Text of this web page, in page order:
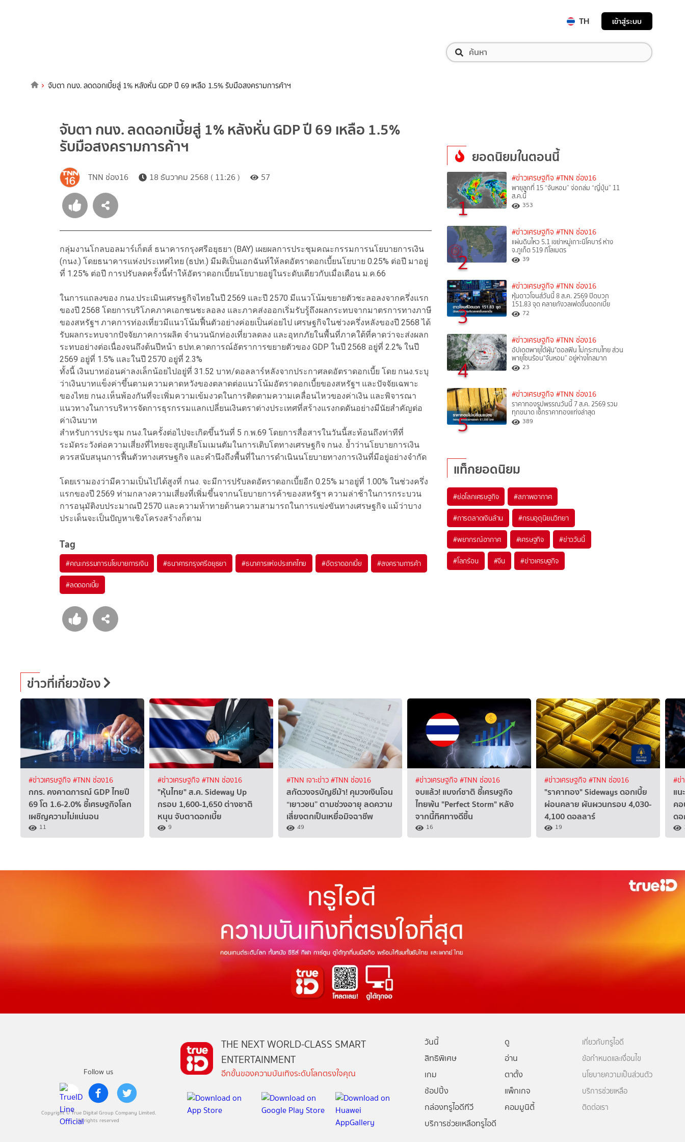
TH เข้าสู่ระบบ
จับตา กนง. ลดดอกเบี้ยสู่ 1% หลังหั่น GDP ปี 69 เหลือ 1.5% รับมือสงครามการค้าฯ
จับตา กนง. ลดดอกเบี้ยสู่ 1% หลังหั่น GDP ปี 69 เหลือ 1.5%
รับมือสงครามการค้าฯ
TNN ช่อง16 18 ธันวาคม 2568 ( 11:26 ) 57
กลุ่มงานโกลบอลมาร์เก็ตส์ ธนาคารกรุงศรีอยุธยา (BAY) เผยผลการประชุมคณะกรรมการนโยบายการเงิน
(กนง.) โดยธนาคารแห่งประเทศไทย (ธปท.) มีมติเป็นเอกฉันท์ให้ลดอัตราดอกเบี้ยนโยบาย 0.25% ต่อปี มาอยู่
ที่ 1.25% ต่อปี การปรับลดครั้งนี้ทำให้อัตราดอกเบี้ยนโยบายอยู่ในระดับเดียวกับเมื่อเดือน ม.ค.66
ในการแถลงของ กนง.ประเมินเศรษฐกิจไทยในปี 2569 และปี 2570 มีแนวโน้มขยายตัวชะลอลงจากครึ่งแรก
ของปี 2568 โดยการบริโภคภาคเอกชนชะลอลง และภาคส่งออกเริ่มรับรู้ถึงผลกระทบจากมาตรการทางภาษี
ของสหรัฐฯ ภาคการท่องเที่ยวมีแนวโน้มฟื้นตัวอย่างค่อยเป็นค่อยไป เศรษฐกิจในช่วงครึ่งหลังของปี 2568 ได้
รับผลกระทบจากปัจจัยภาคการผลิต จำนวนนักท่องเที่ยวลดลง และอุทกภัยในพื้นที่ภาคใต้ที่คาดว่าจะส่งผลก
ระทบอย่างต่อเนื่องจนถึงต้นปีหน้า ธปท.คาดการณ์อัตราการขยายตัวของ GDP ในปี 2568 อยู่ที่ 2.2% ในปี
2569 อยู่ที่ 1.5% และในปี 2570 อยู่ที่ 2.3%
ทั้งนี้ เงินบาทอ่อนค่าลงเล็กน้อยไปอยู่ที่ 31.52 บาท/ดอลลาร์หลังจากประกาศลดอัตราดอกเบี้ย โดย กนง.ระบุ
ว่าเงินบาทแข็งค่าขึ้นตามความคาดหวังของตลาดต่อแนวโน้มอัตราดอกเบี้ยของสหรัฐฯ และปัจจัยเฉพาะ
ของไทย กนง.เห็นพ้องกันที่จะเพิ่มความเข้มงวดในการติดตามความเคลื่อนไหวของค่าเงิน และพิจารณา
แนวทางในการบริหารจัดการธุรกรรมแลกเปลี่ยนเงินตราต่างประเทศที่สร้างแรงกดดันอย่างมีนัยสำคัญต่อ
ค่าเงินบาท
สำหรับการประชุม กนง.ในครั้งต่อไปจะเกิดขึ้นวันที่ 5 ก.พ.69 โดยการสื่อสารในวันนี้สะท้อนถึงท่าทีที่
ระมัดระวังต่อความเสี่ยงที่ไทยจะสูญเสียโมเมนตัมในการเติบโตทางเศรษฐกิจ กนง. ย้ำว่านโยบายการเงิน
ควรสนับสนุนการฟื้นตัวทางเศรษฐกิจ และคำนึงถึงพื้นที่ในการดำเนินนโยบายทางการเงินที่มีอยู่อย่างจำกัด
โดยเรามองว่ามีความเป็นไปได้สูงที่ กนง. จะมีการปรับลดอัตราดอกเบี้ยอีก 0.25% มาอยู่ที่ 1.00% ในช่วงครึ่ง
แรกของปี 2569 ท่ามกลางความเสี่ยงที่เพิ่มขึ้นจากนโยบายการค้าของสหรัฐฯ ความล่าช้าในการกระบวน
การอนุมัติงบประมาณปี 2570 และความท้าทายด้านความสามารถในการแข่งขันทางเศรษฐกิจ แม้ว่าบาง
ประเด็นจะเป็นปัญหาเชิงโครงสร้างก็ตาม
Tag
#คณะกรรมการนโยบายการเงิน #ธนาคารกรุงศรีอยุธยา #ธนาคารแห่งประเทศไทย #อัตราดอกเบี้ย #สงครามการค้า
#ลดดอกเบี้ย
ยอดนิยมในตอนนี้
1
#ข่าวเศรษฐกิจ #TNN ช่อง16
พายุลูกที่ 15 “จันหอม” จ่อถล่ม “ญี่ปุ่น” 11
ส.ค.นี้
353
2
#ข่าวเศรษฐกิจ #TNN ช่อง16
แผ่นดินไหว 5.1 เขย่าหมู่เกาะนิโคบาร์ ห่าง
จ.ภูเก็ต 519 กิโลเมตร
39
3
#ข่าวเศรษฐกิจ #TNN ช่อง16
หุ้นดาวโจนส์วันนี้ 8 ส.ค. 2569 ปิดบวก
151.83 จุด คลายกังวลเฟดขึ้นดอกเบี้ย
72
4
#ข่าวเศรษฐกิจ #TNN ช่อง16
อัปเดตพายุไต้ฝุ่น"ดอลฟิน ไม่กระทบไทย ส่วน
พายุโซนร้อน"จันหอม” อยู่ห่างไกลมาก
23
5
#ข่าวเศรษฐกิจ #TNN ช่อง16
ราคาทองรูปพรรณวันนี้ 7 ส.ค. 2569 รวม
ทุกขนาด เช็กราคาทองแท่งล่าสุด
389
แท็กยอดนิยม
#ย่อโลกเศรษฐกิจ #สภาพอากาศ
#การตลาดเงินล้าน #กรมอุตุนิยมวิทยา
#พยากรณ์อากาศ #เศรษฐกิจ #ข่าววันนี้
#โลกร้อน #จีน #ข่าวเศรษฐกิจ
ข่าวที่เกี่ยวข้อง
#ข่าวเศรษฐกิจ #TNN ช่อง16
กกร. คงคาดการณ์ GDP ไทยปี
69 โต 1.6-2.0% ชี้เศรษฐกิจโลก
เผชิญความไม่แน่นอน
11
#ข่าวเศรษฐกิจ #TNN ช่อง16
"หุ้นไทย" ส.ค. Sideway Up
กรอบ 1,600-1,650 ต่างชาติ
หนุน จับตาดอกเบี้ย
9
#TNN เจาะข่าว#TNN ช่อง16
สกัดวงจรบัญชีม้า! คุมวงเงินโอน
“เยาวชน” ตามช่วงอายุ ลดความ
เสี่ยงตกเป็นเหยื่อมิจฉาชีพ
49
#ข่าวเศรษฐกิจ #TNN ช่อง16
จบแล้ว! แบงก์ชาติ ชี้เศรษฐกิจ
ไทยพ้น "Perfect Storm" หลัง
จากนี้ทิศทางดีขึ้น
16
#ข่าวเศรษฐกิจ #TNN ช่อง16
"ราคาทอง" Sideways ดอกเบี้ย
ผ่อนคลาย ผันผวนกรอบ 4,030-
4,100 ดอลลาร์
19
#ข่
แ
ค
ด
Follow us
Copyright © True Digital Group Company Limited.
All rights reserved
THE NEXT WORLD-CLASS SMART
ENTERTAINMENT
อีกขั้นของความบันเทิงระดับโลกตรงใจคุณ
วันนี้
ดู
สิทธิพิเศษ
อ่าน
เกม
ตาตั้ง
ช้อปปิ้ง
แพ็กเกจ
กล่องทรูไอดีทีวี
คอมมูนิตี้
บริการช่วยเหลือทรูไอดี
เกี่ยวกับทรูไอดี
ข้อกำหนดและเงื่อนไข
นโยบายความเป็นส่วนตัว
บริการช่วยเหลือ
ติดต่อเรา